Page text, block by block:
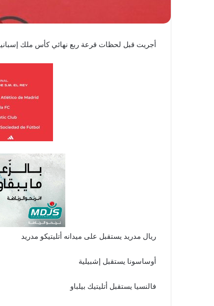
أجريت قبل لحظات قرعة ربع نهائي كأس ملك
ريال مدريد يستقبل على ميدانه أتليتيكو مدريد
أوساسونا يستقبل إشبيلية
فالنسيا يستقبل أتليتيك بيلباو